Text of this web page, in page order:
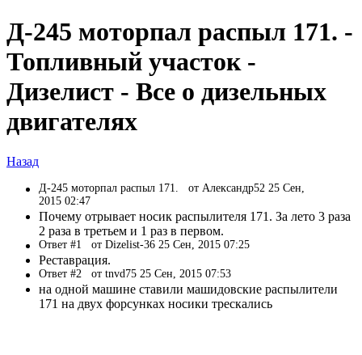
Д-245 моторпал распыл 171. -
Топливный участок -
Дизелист - Все о дизельных
двигателях
Назад
Д-245 моторпал распыл 171. от Александр52 25 Сен,
2015 02:47
Почему отрывает носик распылителя 171. За лето 3 раза
2 раза в третьем и 1 раз в первом.
Ответ #1 от Dizelist-36 25 Сен, 2015 07:25
Реставрация.
Ответ #2 от tnvd75 25 Сен, 2015 07:53
на одной машине ставили машидовские распылители
171 на двух форсунках носики трескались